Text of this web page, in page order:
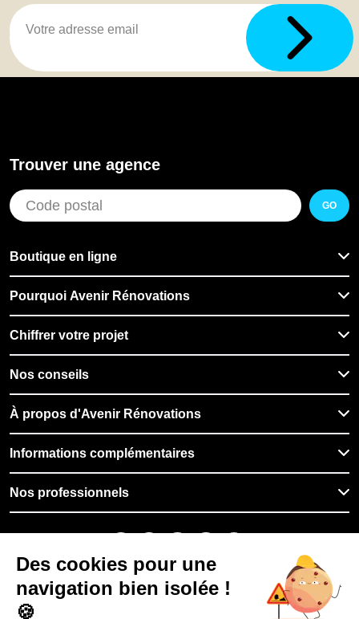
Trouver une agence
GO
Boutique en ligne
Pourquoi Avenir Rénovations
Chiffrer votre projet
Nos conseils
À propos d'Avenir Rénovations
Informations complémentaires
Nos professionnels